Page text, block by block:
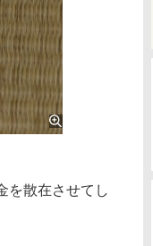
を散在させてし